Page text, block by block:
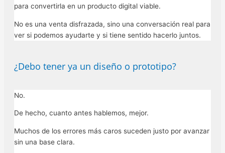
para convertirla en un producto digital viable.
No es una venta disfrazada, sino una conversación real para
ver si podemos ayudarte y si tiene sentido hacerlo juntos.
¿Debo tener ya un diseño o prototipo?
No.
De hecho, cuanto antes hablemos, mejor.
Muchos de los errores más caros suceden justo por avanzar
sin una base clara.